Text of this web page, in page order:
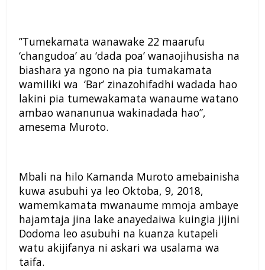
”Tumekamata wanawake 22 maarufu
‘changudoa’ au ‘dada poa’ wanaojihusisha na
biashara ya ngono na pia tumakamata
wamiliki wa ‘Bar’ zinazohifadhi wadada hao
lakini pia tumewakamata wanaume watano
ambao wananunua wakinadada hao”,
amesema Muroto.
Mbali na hilo Kamanda Muroto amebainisha
kuwa asubuhi ya leo Oktoba, 9, 2018,
wamemkamata mwanaume mmoja ambaye
hajamtaja jina lake anayedaiwa kuingia jijini
Dodoma leo asubuhi na kuanza kutapeli
watu akijifanya ni askari wa usalama wa
taifa.